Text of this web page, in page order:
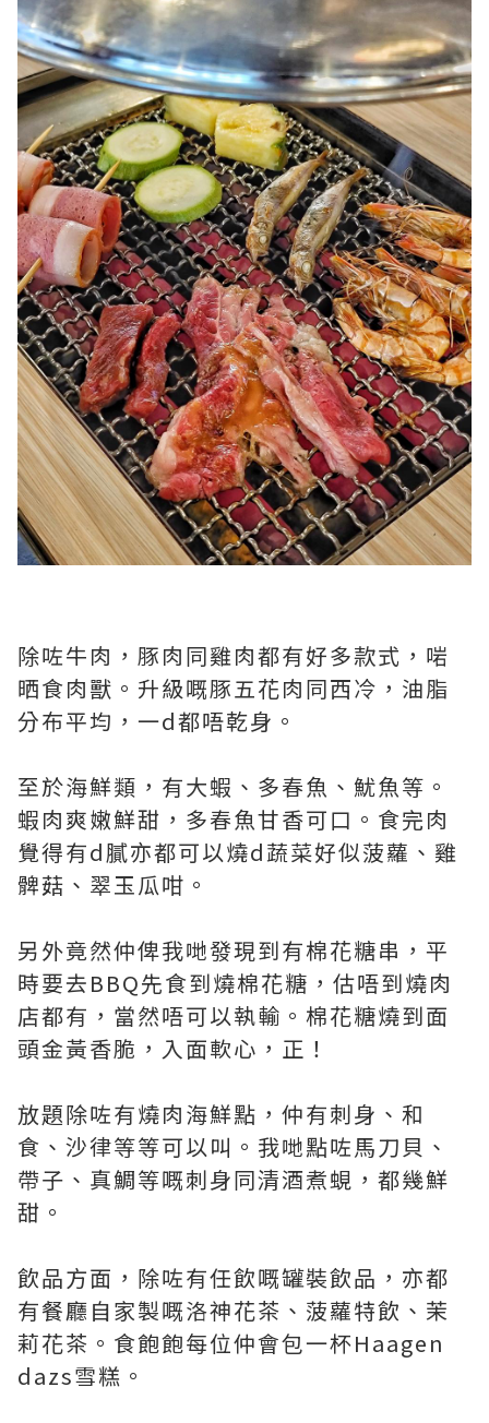
除咗牛肉，豚肉同雞肉都有好多款式，啱
晒食肉獸。升級嘅豚五花肉同西冷，油脂
分布平均，一d都唔乾身。
至於海鮮類，有大蝦、多春魚、魷魚等。
蝦肉爽嫩鮮甜，多春魚甘香可口。食完肉
覺得有d膩亦都可以燒d蔬菜好似菠蘿、雞
髀菇、翠玉瓜咁。
另外竟然仲俾我哋發現到有棉花糖串，平
時要去BBQ先食到燒棉花糖，估唔到燒肉
店都有，當然唔可以執輸。棉花糖燒到面
頭金黃香脆，入面軟心，正！
放題除咗有燒肉海鮮點，仲有刺身、和
食、沙律等等可以叫。我哋點咗馬刀貝、
帶子、真鯛等嘅刺身同清酒煮蜆，都幾鮮
甜。
飲品方面，除咗有任飲嘅罐裝飲品，亦都
有餐廳自家製嘅洛神花茶、菠蘿特飲、茉
莉花茶。食飽飽每位仲會包一杯Haagen
dazs雪糕。